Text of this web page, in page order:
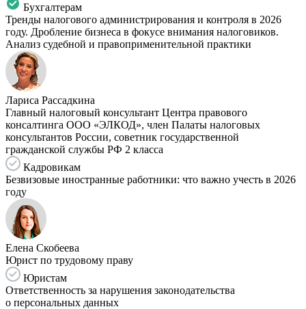
Бухгалтерам
Тренды налогового администрирования и контроля в 2026
году. Дробление бизнеса в фокусе внимания налоговиков.
Анализ судебной и правоприменительной практики
Лариса Рассадкина
Главный налоговый консультант Центра правового
консалтинга ООО «ЭЛКОД», член Палаты налоговых
консультантов России, советник государственной
гражданской службы РФ 2 класса
Кадровикам
Безвизовые иностранные работники: что важно учесть в 2026
году
Елена Скобеева
Юрист по трудовому праву
Юристам
Ответственность за нарушения законодательства
о персональных данных